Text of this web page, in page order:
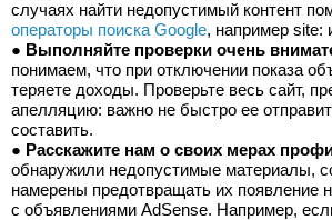
операторы поиска Google, например site:
● Выполняйте проверки очень
понимаем, что при отключении показа
теряете доходы. Проверьте весь сайт,
апелляцию: важно не быстро ее
составить.
● Расскажите нам о своих мерах
обнаружили недопустимые материалы,
намерены предотвращать их появление
с объявлениями AdSense. Например,